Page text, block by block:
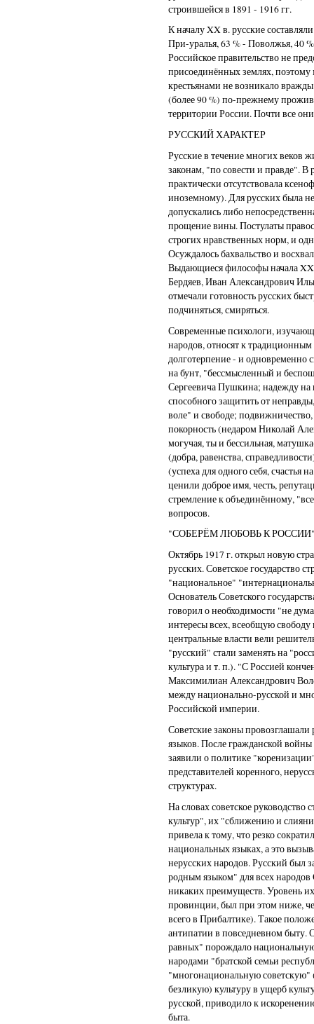
строившейся в 1891 - 1916 гг.
К началу XX в. русские
При-уралья, 63 % - Поволжья, 40
Российское правительство не
присоединённых землях,
крестьянами не возникало
(более 90 %) по-прежнему
территории России. Почти все
РУССКИЙ ХАРАКТЕР
Русские в течение многих веков
законам, "по совести и правде". В
практически отсутствовала
иноземному). Для русских была
допускались либо
прощение вины. Постулаты
строгих нравственных норм, и
Осуждалось бахвальство и
Выдающиеся философы начала
Бердяев, Иван Александрович
отмечали готовность русских
подчиняться, смиряться.
Современные психологи,
народов, относят к традиционным
долготерпение - и одновременно
на бунт, "бессмысленный и
Сергеевича Пушкина; надежду на
способного защитить от
воле" и свободе;
покорность (недаром Николай
могучая, ты и бессильная,
(добра, равенства,
(успеха для одного себя, счастья
ценили доброе имя, честь,
стремление к объединённому,
вопросов.
"СОБЕРЁМ ЛЮБОВЬ К
Октябрь 1917 г. открыл новую
русских. Советское государство
"национальное"
Основатель Советского
говорил о необходимости "не
интересы всех, всеобщую
центральные власти вели
"русский" стали заменять на
культура и т. п.). "С Россией
Максимилиан Александрович
между национально-русской и
Российской империи.
Советские законы провозглашали
языков. После гражданской
заявили о политике
представителей коренного,
структурах.
На словах советское руководство
культур", их "сближению и
привела к тому, что резко
национальных языках, а это
нерусских народов. Русский был
родным языком" для всех
никаких преимуществ. Уровень
провинции, был при этом ниже,
всего в Прибалтике). Такое
антипатии в повседневном
равных" порождало
народами "братской семьи
"многонациональную советскую"
безликую) культуру в ущерб
русской, приводило к
быта.